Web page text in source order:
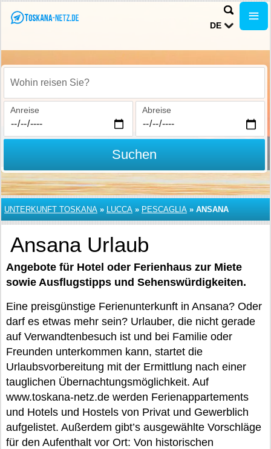
DE
Wohin reisen Sie?
Anreise Abreise
Suchen
UNTERKUNFT TOSKANA » LUCCA » PESCAGLIA » ANSANA
Ansana Urlaub
Angebote für Hotel oder Ferienhaus zur Miete
sowie Ausflugstipps und Sehenswürdigkeiten.
Eine preisgünstige Ferienunterkunft in Ansana? Oder
darf es etwas mehr sein? Urlauber, die nicht gerade
auf Verwandtenbesuch ist und bei Familie oder
Freunden unterkommen kann, startet die
Urlaubsvorbereitung mit der Ermittlung nach einer
tauglichen Übernachtungsmöglichkeit. Auf
www.toskana-netz.de werden Ferienappartements
und Hotels und Hostels von Privat und Gewerblich
aufgelistet. Außerdem gibt’s ausgewählte Vorschläge
für den Aufenthalt vor Ort: Von historischen